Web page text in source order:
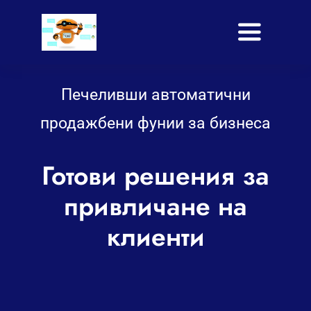
Toggle
Услуги
Shop
Печеливши автоматични
продажбени фунии за бизнеса
Готови решения за
привличане на
клиенти